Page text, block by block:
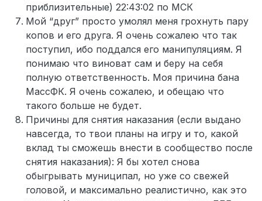
приблизительные) 22:43:02 по МСК
Мой “друг” просто умолял меня грохнуть пару
копов и его друга. Я очень сожалею что так
поступил, ибо поддался его манипуляциям. Я
понимаю что виноват сам и беру на себя
полную ответственность. Моя причина бана
МассФК. Я очень сожалею, и обещаю что
такого больше не будет.
Причины для снятия наказания (если выдано
навсегда, то твои планы на игру и то, какой
вклад ты сможешь внести в сообщество после
снятия наказания): Я бы хотел снова
обыгрывать муниципал, но уже со свежей
головой, и максимально реалистично, как это